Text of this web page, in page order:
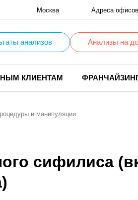
Москва Адреса офисов
анализов Анализы на
КЛИЕНТАМ
и манипуляции
сифилиса